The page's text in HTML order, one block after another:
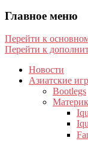
Главное меню
Перейти к
Перейти к
Новости
Азиатские
Bootlegs